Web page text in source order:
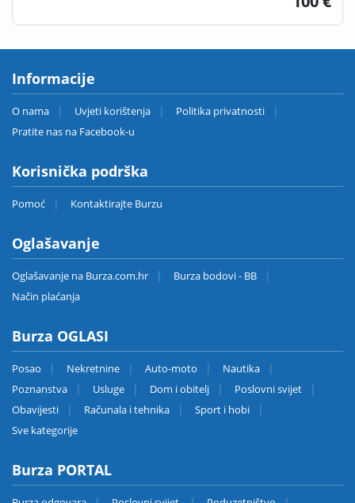
Informacije
O nama Uvjeti korištenja
Politika privatnosti
Pratite nas na Facebook-u
Korisnička podrška
Pomoć Kontaktirajte Burzu
Oglašavanje
Oglašavanje na Burza.com.hr
Burza bodovi - BB
Način plaćanja
Burza OGLASI
Posao Nekretnine Auto-moto
Nautika
Poznanstva
Usluge Dom i obitelj
Poslovni svijet
Obavijesti
Računala i tehnika
Sport i hobi
Sve kategorije
Burza PORTAL